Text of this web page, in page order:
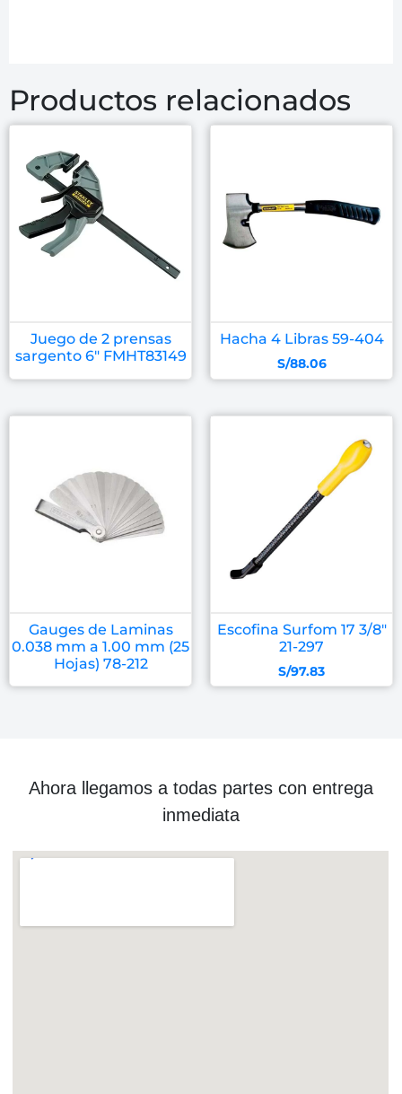
Productos relacionados
Juego de 2 prensas
sargento 6″ FMHT83149
Hacha 4 Libras 59-404
S/88.06
Gauges de Laminas
0.038 mm a 1.00 mm (25
Hojas) 78-212
Escofina Surfom 17 3/8″
21-297
S/97.83
Ahora llegamos a todas partes con entrega
inmediata